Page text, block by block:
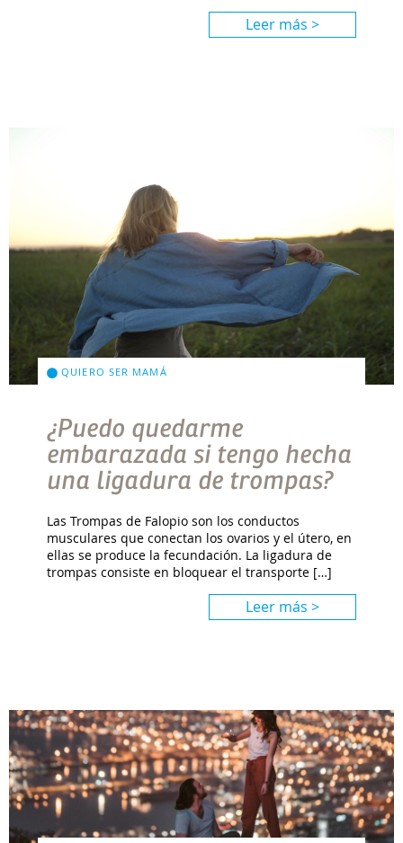
Leer más >
QUIERO SER MAMÁ
¿Puedo quedarme
embarazada si tengo hecha
una ligadura de trompas?
Las Trompas de Falopio son los conductos
musculares que conectan los ovarios y el útero, en
ellas se produce la fecundación. La ligadura de
trompas consiste en bloquear el transporte […]
Leer más >